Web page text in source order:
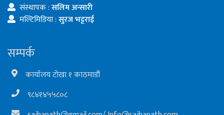
संस्थापक :सलिम अन्सारी
मल्टिमिडिया :सुरज भट्टराई
सम्पर्क
कार्यालय टोखा १ काठमाडौं
९८४१४५५८०८